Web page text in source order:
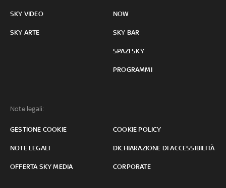
SKY VIDEO
SKY ARTE
NOW
SKY BAR
SPAZI SKY
PROGRAMMI
Note legali:
GESTIONE COOKIE COOKIE POLICY
NOTE LEGALI DICHIARAZIONE DI ACCESSIBILITÀ
OFFERTA SKY MEDIA CORPORATE